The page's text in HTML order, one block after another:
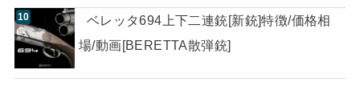
ベレッタ694上下二連銃[新銃]特徴/価格相
場/動画[BERETTA散弾銃]